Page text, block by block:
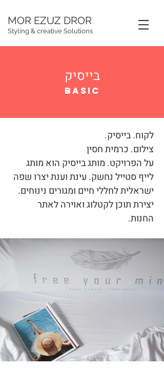
MOR EZUZ DROR
Styling & creative Solutions
בייסיק
BASIC
לקוח. בייסיק.
צילום. כרמית חסין
על הפרויקט. מותג בייסיק הוא מותג
לייף סטייל נחשק. עינת וענת יצרו שפה
ישראלית לחללי חיים ומגורים נינוחים.
יצירת תוכן לקטלוג ואוירה לאתר
החנות.